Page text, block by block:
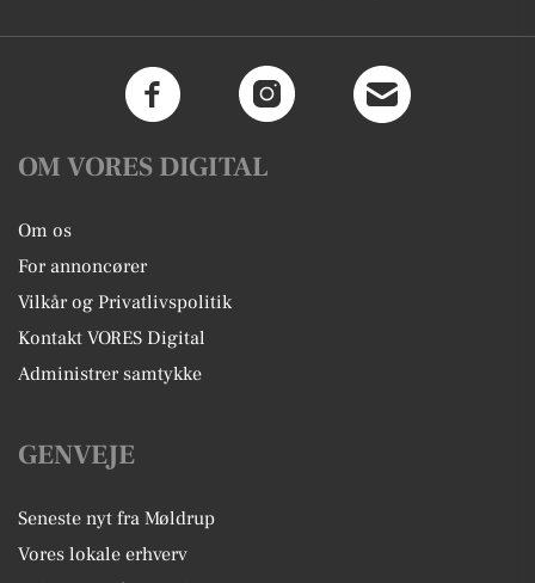
OM VORES DIGITAL
Om os
For annoncører
Vilkår og Privatlivspolitik
Kontakt VORES Digital
Administrer samtykke
GENVEJE
Seneste nyt fra Møldrup
Vores lokale erhverv